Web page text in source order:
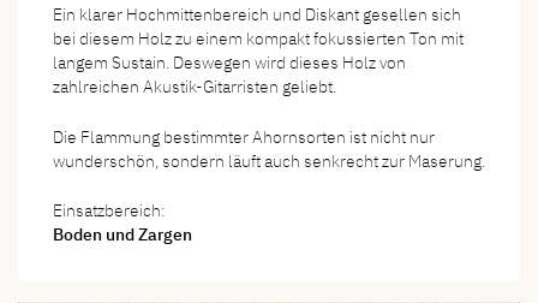
Ein klarer Hochmittenbereich und Diskant gesellen sich
bei diesem Holz zu einem kompakt fokussierten Ton mit
langem Sustain. Deswegen wird dieses Holz von
zahlreichen Akustik-Gitarristen geliebt.
Die Flammung bestimmter Ahornsorten ist nicht nur
wunderschön, sondern läuft auch senkrecht zur Maserung.
Einsatzbereich:
Boden und Zargen